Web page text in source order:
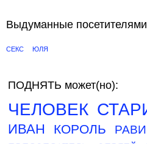
Выдуманные
СЕКС ЮЛЯ
ПОДНЯТЬ может(но):
ЧЕЛОВЕК
ИВАН КОРОЛЬ